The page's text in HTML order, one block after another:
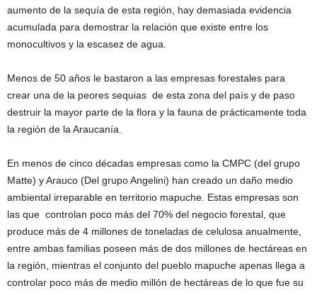
aumento de la sequía de esta región, hay demasiada evidencia
acumulada para demostrar la relación que existe entre los
monocultivos y la escasez de agua.
Menos de 50 años le bastaron a las empresas forestales para
crear una de la peores sequias de esta zona del país y de paso
destruir la mayor parte de la flora y la fauna de prácticamente toda
la región de la Araucanía.
En menos de cinco décadas empresas como la CMPC (del grupo
Matte) y Arauco (Del grupo Angelini) han creado un daño medio
ambiental irreparable en territorio mapuche. Estas empresas son
las que controlan poco más del 70% del negocio forestal, que
produce más de 4 millones de toneladas de celulosa anualmente,
entre ambas familias poseen más de dos millones de hectáreas en
la región, mientras el conjunto del pueblo mapuche apenas llega a
controlar poco más de medio millón de hectáreas de lo que fue su